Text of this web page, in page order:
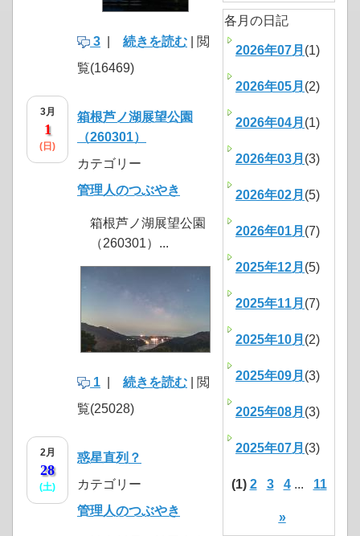
3 続きを読む | 閲
覧(16469)
3月
1
(日)
箱根芦ノ湖展望公園
（260301）
カテゴリー
管理人のつぶやき
箱根芦ノ湖展望公園
（260301）...
1 続きを読む | 閲
覧(25028)
2月
28
(土)
惑星直列？
カテゴリー
管理人のつぶやき
各月の日記
2026年07月 (1)
2026年05月 (2)
2026年04月 (1)
2026年03月 (3)
2026年02月 (5)
2026年01月 (7)
2025年12月 (5)
2025年11月 (7)
2025年10月 (2)
2025年09月 (3)
2025年08月 (3)
2025年07月 (3)
(1) 2 3 4... 11
»